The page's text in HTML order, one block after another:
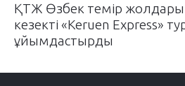
ҚТЖ Өзбек темір
кезекті «Keruen Express»
ұйымдастырды